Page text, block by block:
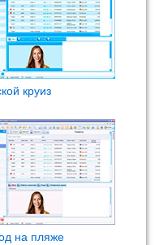
круиз
на пляже